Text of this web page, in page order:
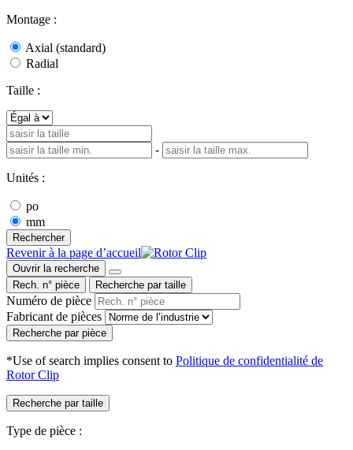
Montage :
Axial (standard)
Radial
Taille :
-
Unités :
po
mm
Rechercher
Revenir à la page d’accueil
Ouvrir la recherche
Rech. n° pièce
Recherche par taille
Numéro de pièce
Fabricant de pièces
Recherche par pièce
*Use of search implies consent to Politique de confidentialité de
Rotor Clip
Recherche par taille
Type de pièce :